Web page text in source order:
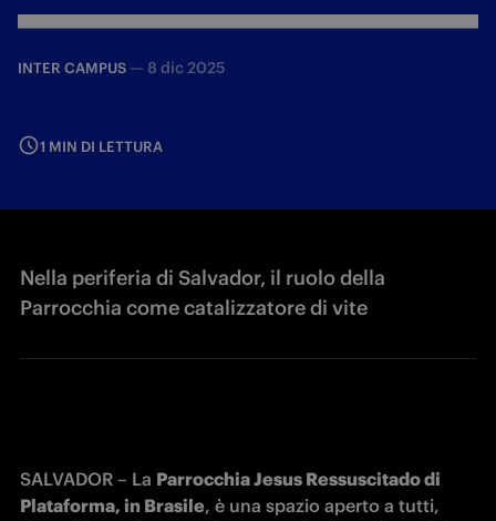
INTER CAMPUS — 8 dic 2025
1 MIN DI LETTURA
Nella periferia di Salvador, il ruolo della
Parrocchia come catalizzatore di vite
SALVADOR – La Parrocchia Jesus Ressuscitado di
Plataforma, in Brasile, è una spazio aperto a tutti,